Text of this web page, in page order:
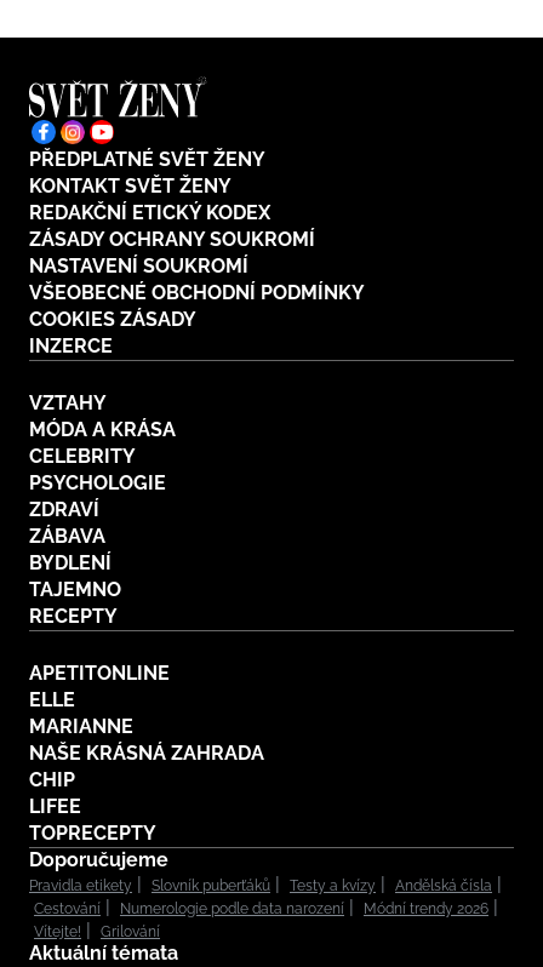
PŘEDPLATNÉ SVĚT ŽENY
KONTAKT SVĚT ŽENY
REDAKČNÍ ETICKÝ KODEX
ZÁSADY OCHRANY SOUKROMÍ
NASTAVENÍ SOUKROMÍ
VŠEOBECNÉ OBCHODNÍ PODMÍNKY
COOKIES ZÁSADY
INZERCE
VZTAHY
MÓDA A KRÁSA
CELEBRITY
PSYCHOLOGIE
ZDRAVÍ
ZÁBAVA
BYDLENÍ
TAJEMNO
RECEPTY
APETITONLINE
ELLE
MARIANNE
NAŠE KRÁSNÁ ZAHRADA
CHIP
LIFEE
TOPRECEPTY
Doporučujeme
Pravidla etikety Slovník puberťáků Testy a kvízy
Andělská čísla
Cestování
Numerologie podle data narození
Módní trendy 2026
Vítejte!
Grilování
Aktuální témata